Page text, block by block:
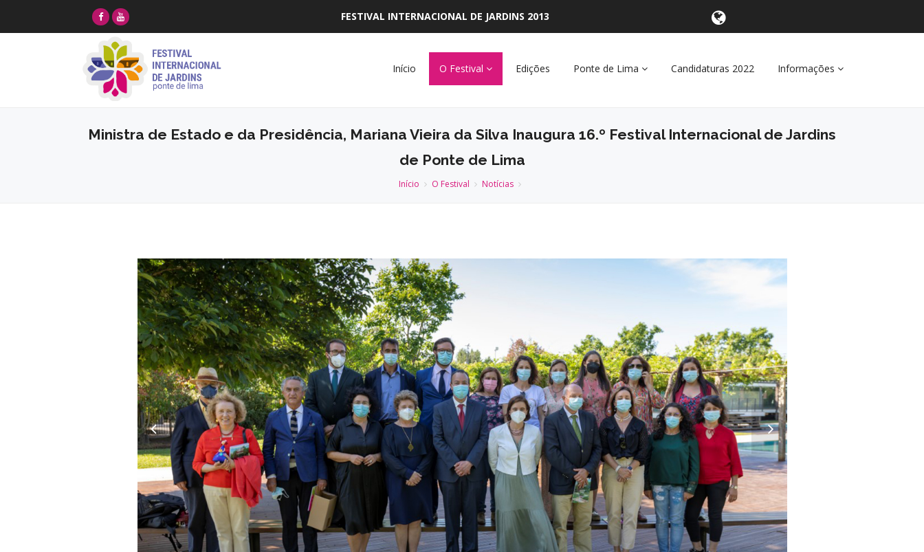
FESTIVAL INTERNACIONAL DE JARDINS 2013
Início O Festival Edições Ponte de Lima Candidaturas 2022 Informações
Ministra de Estado e da Presidência, Mariana Vieira da Silva Inaugura 16.º Festival Internacional de Jardins
de Ponte de Lima
Início O Festival Notícias
Anterior